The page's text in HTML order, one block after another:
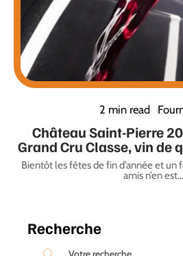
2 min read
Château Saint-Pierre
Grand Cru Classe, vin de
Bientôt les fêtes de fin d’année et
amis n’en est…
Recherche